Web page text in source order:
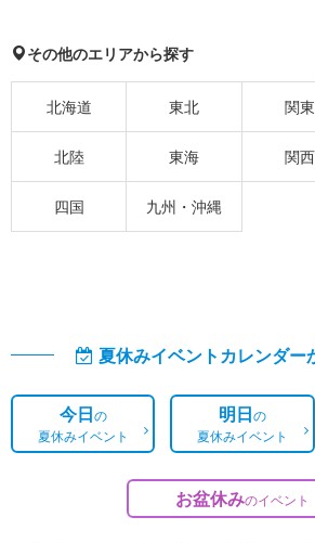
その他のエリアから探す
北海道 東北 関東
北陸 東海 関西
四国 九州・沖縄
夏休みイベントカレンダー
今日の
夏休みイベント
明日の
夏休みイベント
お盆休みのイベント